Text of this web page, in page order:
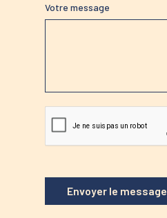
Votre message
Envoyer le message